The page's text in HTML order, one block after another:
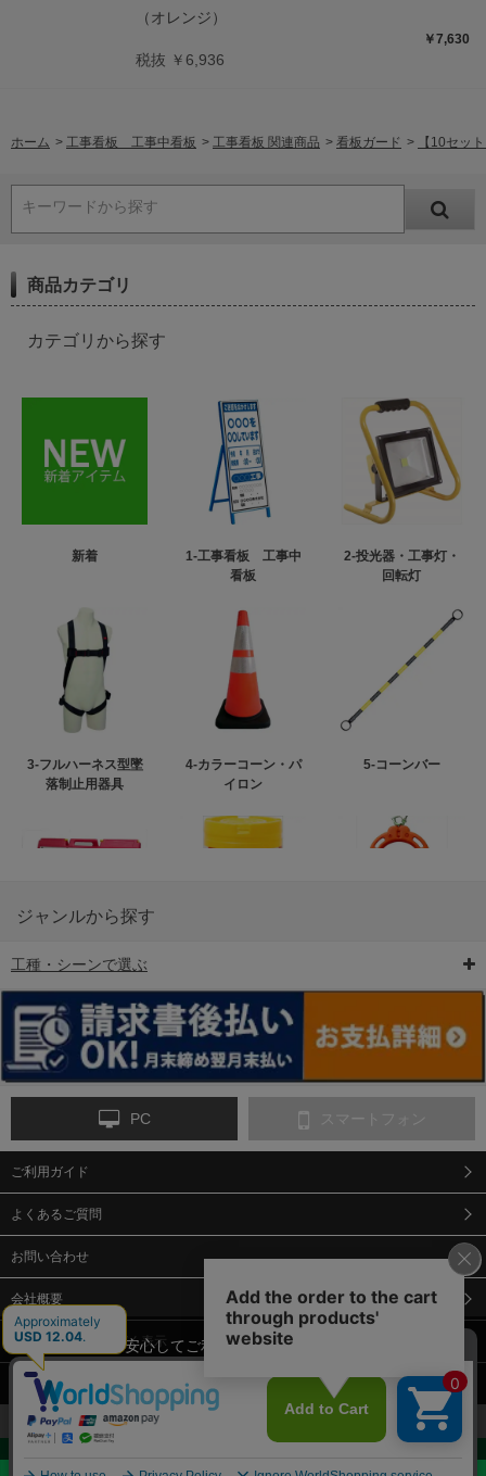
お見積・ご購入へ
（オレンジ）
￥7,630
税抜 ￥6,936
ホーム > 工事看板 工事中看板 > 工事看板 関連商品 > 看板ガード > 【10セッ
キーワードから探す
商品カテゴリ
カテゴリから探す
新着
1-工事看板 工事中
看板
2-投光器・工事灯・
回転灯
3-フルハーネス型墜
落制止用器具
4-カラーコーン・パ
イロン
5-コーンバー
6-矢印板/LED矢印板
ンス
9-点字マット・タイ
12-安全ベスト
13-誘導灯・誘導棒・
合図灯・手旗
14-ライフジャケット
ジャンルから探す
工種・シーンで選ぶ
PC スマートフォン
ご利用ガイド
よくあるご質問
お問い合わせ
会社概要
特定商取引法に基づく表示
個人情報保護方針
当サイトでは、安心してご利用いただくため（なりすまし防止
等）、またサイトの利便性向上のため、クッキー(Cookie)を使用
しています。 サイトのクッキー(Cookie)の使用に関しては、「プ
ライバシーポリシー」をお読みください。